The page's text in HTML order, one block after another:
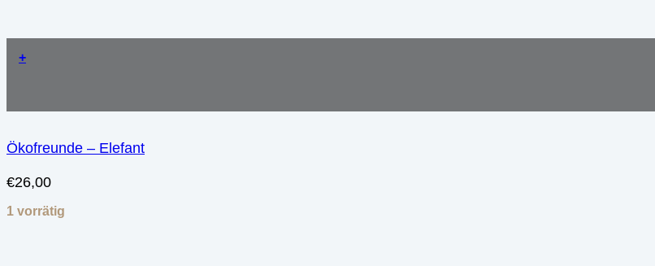
+
Ökofreunde – Elefant
€26,00
1 vorrätig